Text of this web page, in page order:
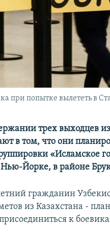
при попытке вылететь в
трех выходцев
в том, что они
«Исламское
Йорке, в районе
гражданин
из Казахстана -
к